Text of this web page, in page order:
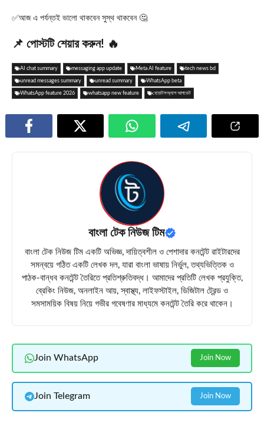
✅আজ এ পর্যন্তই ভালো থাকবেন সুস্থ থাকবেন 🤔
📌 পোস্টটি শেয়ার করুন! 🔥
AI chat summary messaging app update Meta AI feature tech news bd
unread messages summary unread summary WhatsApp beta
WhatsApp feature 2026 whatsapp new feature হোয়াটসঅ্যাপ আপডেট
বাংলা টেক নিউজ টিম
বাংলা টেক নিউজ টিম একটি অভিজ্ঞ, দায়িত্বশীল ও পেশাদার কনটেন্ট রাইটারদের
সমন্বয়ে গঠিত একটি লেখক দল, যারা বাংলা ভাষায় নির্ভুল, তথ্যভিত্তিক ও
পাঠক-বান্ধব কনটেন্ট তৈরিতে প্রতিশ্রুতিবদ্ধ। আমাদের প্রতিটি লেখক প্রযুক্তি,
ব্রেকিং নিউজ, অনলাইন আয়, স্বাস্থ্য, লাইফস্টাইল, ডিজিটাল ট্রেন্ড ও
সমসাময়িক বিষয় নিয়ে গভীর গবেষণার মাধ্যমে কনটেন্ট তৈরি করে থাকেন।
Join WhatsApp Join Now
Join Telegram Join Now